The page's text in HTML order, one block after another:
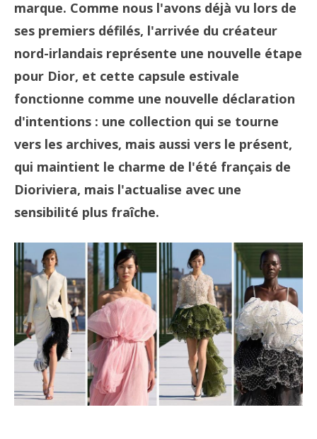
marque. Comme nous l'avons déjà vu lors de
ses premiers défilés, l'arrivée du créateur
nord-irlandais représente une nouvelle étape
pour Dior, et cette capsule estivale
fonctionne comme une nouvelle déclaration
d'intentions : une collection qui se tourne
vers les archives, mais aussi vers le présent,
qui maintient le charme de l'été français de
Dioriviera, mais l'actualise avec une
sensibilité plus fraîche.